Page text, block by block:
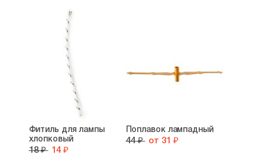
Фитиль для лампы
хлопковый
18 ₽ 14 ₽
Поплавок лампадный
44 ₽ от 31 ₽